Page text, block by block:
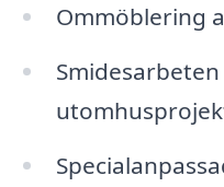
Ommöblering